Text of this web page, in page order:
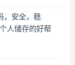
，安全，稳
人储存的好帮